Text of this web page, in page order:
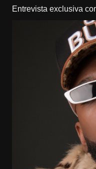
Entrevista exclusiva